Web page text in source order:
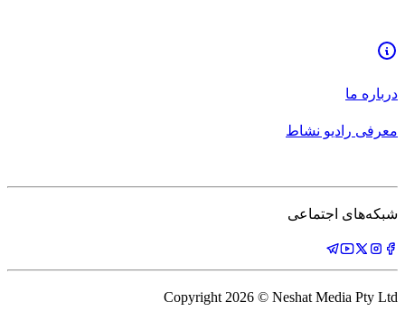
درباره ما
معرفی رادیو نشاط
شبکه‌های اجتماعی
Copyright 2026 © Neshat Media Pty Ltd